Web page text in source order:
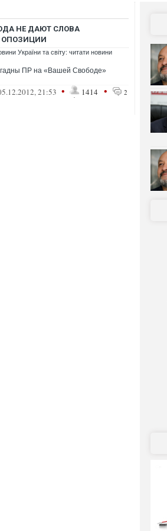
НЕ ДАЮТ СЛОВА
ОПОЗИЦИИ
України та світу: читати новини
ПР на «Вашей Свободе»
21:53 • 1414 • 2